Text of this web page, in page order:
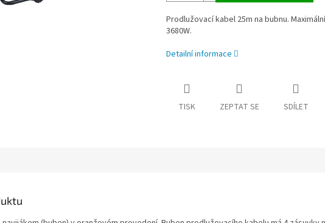
Prodlužovací kabel 25m na bubnu.
3680W.
Detailní informace
TISK ZEPTAT SE SDÍLET